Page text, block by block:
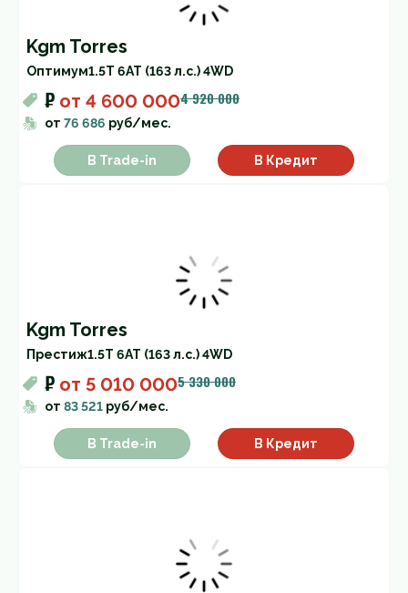
Kgm Torres
Оптимум1.5T 6AT (163 л.с.) 4WD
₽ от 4 600 0004 920 000
от 76 686 руб/мес.
В Trade-in В Кредит
Kgm Torres
Престиж1.5T 6AT (163 л.с.) 4WD
₽ от 5 010 0005 330 000
от 83 521 руб/мес.
В Trade-in В Кредит